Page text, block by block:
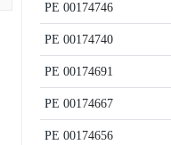
PE 00174746
PE 00174740
PE 00174691
PE 00174667
PE 00174656